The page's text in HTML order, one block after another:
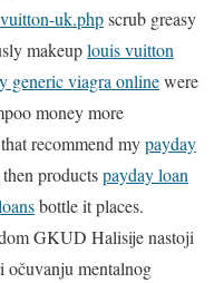
uk.phpscrub greasy
makeuplouis vuitton
generic viagra onlinewere
money more
recommend mypayday
then productspayday loan
bottle it places.
GKUD Halisije nastoji
očuvanju mentalnog